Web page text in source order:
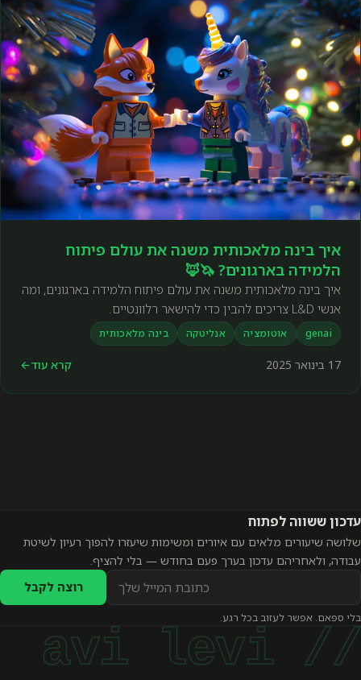
איך בינה מלאכותית משנה את עולם פיתוח
הלמידה בארגונים? 🦄🦊
איך בינה מלאכותית משנה את עולם פיתוח הלמידה בארגונים, ומה
אנשי L&D צריכים להבין כדי להישאר רלוונטיים.
genai אוטומציה אנליטקה בינה מלאכותית
17 בינואר 2025 קרא עוד←
עדכון ששווה לפתוח
שלושה שיעורים מלאים עם איורים ומשימות שיעזרו להפוך רעיון לשיטת
עבודה, ולאחריהם עדכון בערך פעם בחודש — בלי להציף.
אימייל
להרשמה
לעדכונים
רוצה לקבל
בלי ספאם. אפשר לעזוב בכל רגע.
// avi levi